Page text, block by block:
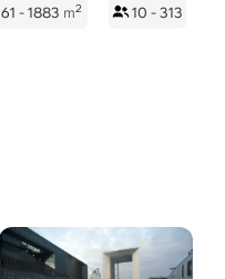
61 - 1883 m2 10 - 313